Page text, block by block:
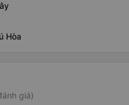
Hòa
giá)